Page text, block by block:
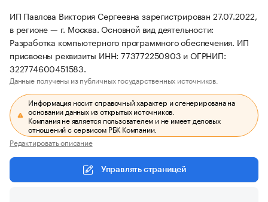
ИП Павлова Виктория Сергеевна зарегистрирован 27.07.2022,
в регионе — г. Москва. Основной вид деятельности:
Разработка компьютерного программного обеспечения. ИП
присвоены реквизиты ИНН: 773772250903 и ОГРНИП:
322774600451583.
Данные получены из публичных государственных источников.
Информация носит справочный характер и сгенерирована на
основании данных из открытых источников.
Компания не является пользователем и не имеет деловых
отношений с сервисом РБК Компании.
Редактировать описание
Управлять страницей